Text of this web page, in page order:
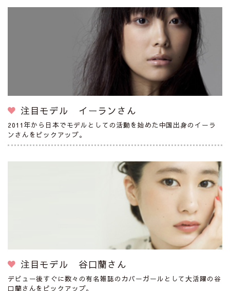
注目モデル イーランさん
2011年から日本でモデルとしての活動を始めた中国出身のイーラ
ンさんをピックアップ。
注目モデル 谷口蘭さん
デビュー後すぐに数々の有名雑誌のカバーガールとして大活躍の谷
口蘭さんをピックアップ。